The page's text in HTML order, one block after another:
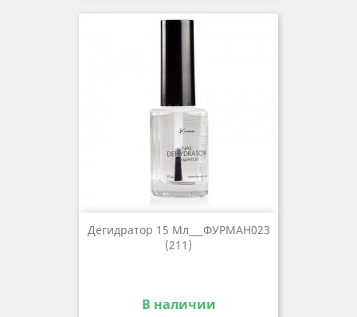
Дегидратор 15 Мл___ФУРМАН023
(211)
В наличии